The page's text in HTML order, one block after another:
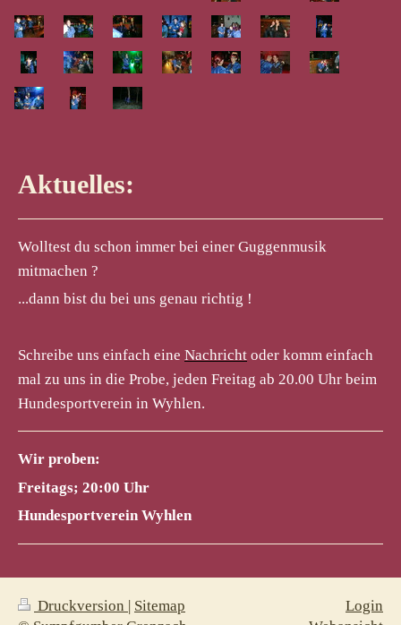
Aktuelles:
Wolltest du schon immer bei einer Guggenmusik
mitmachen ?
...dann bist du bei uns genau richtig !
Schreibe uns einfach eine Nachricht oder komm einfach
mal zu uns in die Probe, jeden Freitag ab 20.00 Uhr beim
Hundesportverein in Wyhlen.
Wir proben:
Freitags; 20:00 Uhr
Hundesportverein Wyhlen
Druckversion | Sitemap
Login